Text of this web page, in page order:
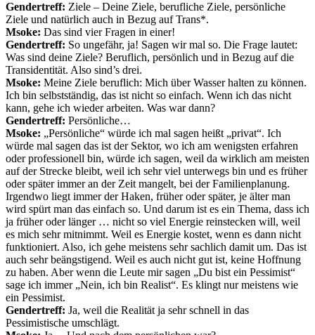
Gendertreff: Ziele – Deine Ziele, berufliche Ziele, persönliche
Ziele und natürlich auch in Bezug auf Trans*.
Msoke: Das sind vier Fragen in einer!
Gendertreff: So ungefähr, ja! Sagen wir mal so. Die Frage lautet:
Was sind deine Ziele? Beruflich, persönlich und in Bezug auf die
Transidentität. Also sind’s drei.
Msoke: Meine Ziele beruflich: Mich über Wasser halten zu können.
Ich bin selbstständig, das ist nicht so einfach. Wenn ich das nicht
kann, gehe ich wieder arbeiten. Was war dann?
Gendertreff: Persönliche…
Msoke: „Persönliche“ würde ich mal sagen heißt „privat“. Ich
würde mal sagen das ist der Sektor, wo ich am wenigsten erfahren
oder professionell bin, würde ich sagen, weil da wirklich am meisten
auf der Strecke bleibt, weil ich sehr viel unterwegs bin und es früher
oder später immer an der Zeit mangelt, bei der Familienplanung.
Irgendwo liegt immer der Haken, früher oder später, je älter man
wird spürt man das einfach so. Und darum ist es ein Thema, dass ich
ja früher oder länger … nicht so viel Energie reinstecken will, weil
es mich sehr mitnimmt. Weil es Energie kostet, wenn es dann nicht
funktioniert. Also, ich gehe meistens sehr sachlich damit um. Das ist
auch sehr beängstigend. Weil es auch nicht gut ist, keine Hoffnung
zu haben. Aber wenn die Leute mir sagen „Du bist ein Pessimist“
sage ich immer „Nein, ich bin Realist“. Es klingt nur meistens wie
ein Pessimist.
Gendertreff: Ja, weil die Realität ja sehr schnell in das
Pessimistische umschlägt.